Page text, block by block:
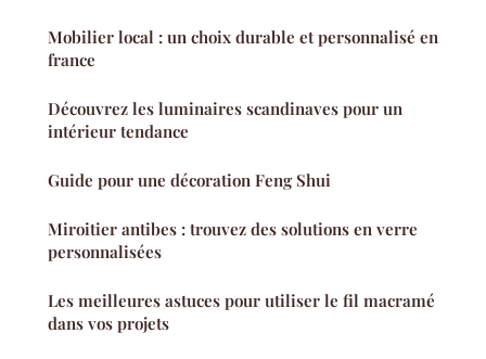
Mobilier local : un choix durable et personnalisé en
france
Découvrez les luminaires scandinaves pour un
intérieur tendance
Guide pour une décoration Feng Shui
Miroitier antibes : trouvez des solutions en verre
personnalisées
Les meilleures astuces pour utiliser le fil macramé
dans vos projets